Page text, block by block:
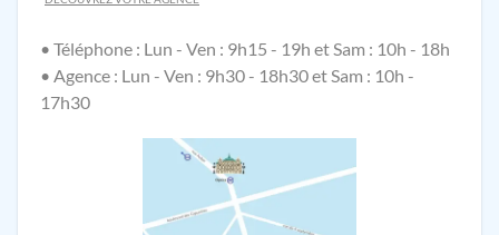
• Téléphone : Lun - Ven : 9h15 - 19h et Sam : 10h - 18h
• Agence : Lun - Ven : 9h30 - 18h30 et Sam : 10h -
17h30